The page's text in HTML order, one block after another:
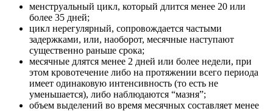
менструальный цикл, который длится менее 20 или
более 35 дней;
цикл нерегулярный, сопровождается частыми
задержками, или, наоборот, месячные наступают
существенно раньше срока;
месячные длятся менее 2 дней или более недели, при
этом кровотечение либо на протяжении всего периода
имеет одинаковую интенсивность (то есть не
уменьшается), либо наблюдаются “мазня”;
объем выделений во время месячных составляет менее